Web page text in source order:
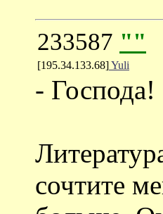
233587 ""
[195.34.133.68]Yuli
- Господа!
сочтите